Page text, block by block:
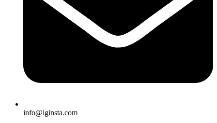
info@iginsta.com